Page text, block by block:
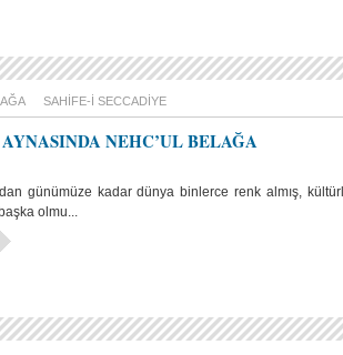
SAHIFE-I SECCADIYE
NEHC’UL BELAĞA
günümüze kadar dünya binlerce renk almış,
olmu...